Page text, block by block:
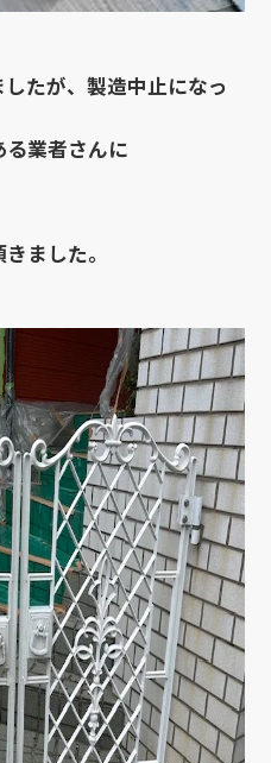
たが、製造中止になっ
業者さんに
ました。